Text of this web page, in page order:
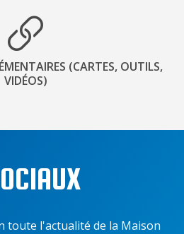
(CARTES, OUTILS,
VIDÉOS)
toute l'actualité de la Maison